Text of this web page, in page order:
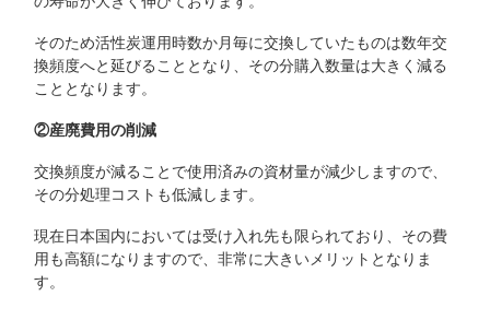
そのため活性炭運用時数か月毎に交換していたものは数年交
換頻度へと延びることとなり、その分購入数量は大きく減る
こととなります。
②産廃費用の削減
交換頻度が減ることで使用済みの資材量が減少しますので、
その分処理コストも低減します。
現在日本国内においては受け入れ先も限られており、その費
用も高額になりますので、非常に大きいメリットとなりま
す。